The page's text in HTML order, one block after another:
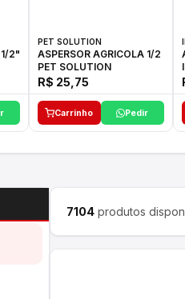
PET SOLUTION
ASPERSOR AGRICOLA 1/2
PET SOLUTION
R$ 25,75
Carrinho Pedir
7104produtos